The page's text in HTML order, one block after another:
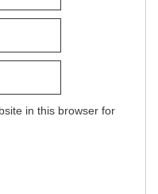
in this browser for